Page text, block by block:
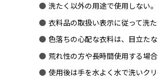
洗たく以外の用途で使用しない。
衣料品の取扱い表示に従って洗た
色落ちの心配な衣料は、目立た
荒れ性の方や長時間使用する場
使用後は手を水よく水で洗いク